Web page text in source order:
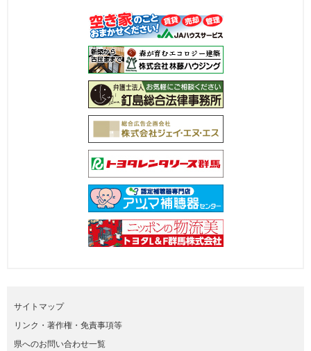
サイトマップ
リンク・著作権・免責事項等
県へのお問い合わせ一覧